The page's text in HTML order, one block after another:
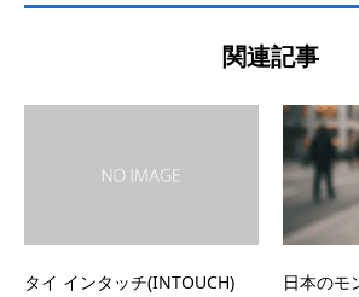
関連記事
タイ インタッチ(INTOUCH)
日本のモ